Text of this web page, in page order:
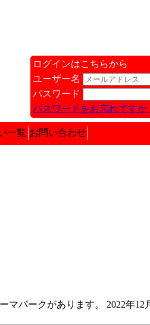
ログインはこちらから
ユーザー名
パスワード
パスワードをお忘れですか
一覧 お問い合わせ
マパークがあります。 2022年12